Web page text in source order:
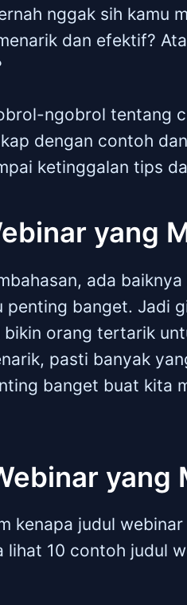
nggak sih kamu
dan efektif?
ngobrol tentang
dengan contoh
ketinggalan tips
yang
ada
banget. Jadi
orang tertarik
pasti banyak
banget buat kita
yang
kenapa judul
10 contoh judul